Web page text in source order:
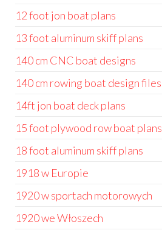
12 foot jon boat plans
13 foot aluminum skiff plans
140 cm CNC boat designs
140 cm rowing boat design files
14ft jon boat deck plans
15 foot plywood row boat plans
18 foot aluminum skiff plans
1918 w Europie
1920 w sportach motorowych
1920 we Włoszech